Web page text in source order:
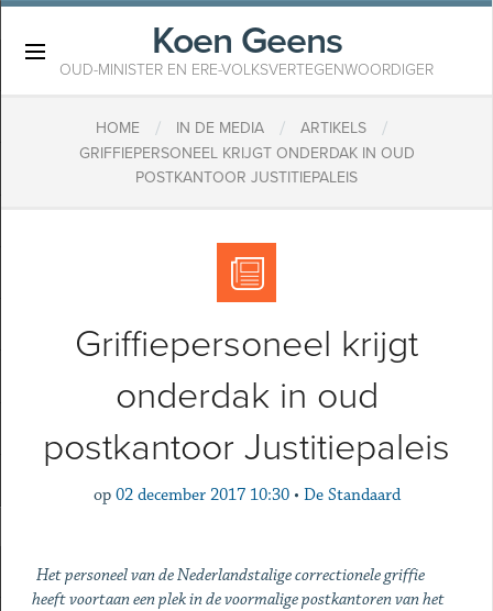
Koen Geens
OUD-MINISTER EN ERE-VOLKSVERTEGENWOORDIGER
HOME / IN DE MEDIA / ARTIKELS /
​GRIFFIEPERSONEEL KRIJGT ONDERDAK IN OUD
POSTKANTOOR JUSTITIEPALEIS
​Griffiepersoneel krijgt
onderdak in oud
postkantoor Justitiepaleis
op 02 december 2017 10:30 • De Standaard
Het personeel van de Nederlandstalige correctionele griffie
heeft voortaan een plek in de voormalige postkantoren van het